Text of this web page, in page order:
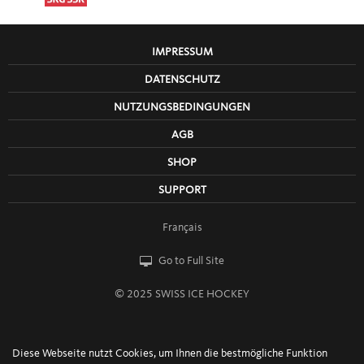
Diese Webseite nutzt Cookies, um Ihnen die bestmögliche Funktion
IMPRESSUM
DATENSCHUTZ
NUTZUNGSBEDINGUNGEN
AGB
SHOP
SUPPORT
Français
Go to Full Site
© 2025 SWISS ICE HOCKEY